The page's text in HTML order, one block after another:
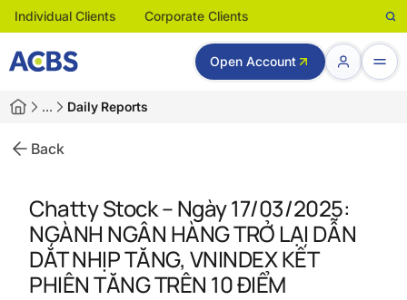
Individual Clients Corporate Clients
Open Account
… Daily Reports
Back
Chatty Stock – Ngày 17/03/2025:
NGÀNH NGÂN HÀNG TRỞ LẠI DẪN
DẮT NHỊP TĂNG, VNINDEX KẾT
PHIÊN TĂNG TRÊN 10 ĐIỂM